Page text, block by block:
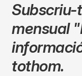
mensual
tothom.